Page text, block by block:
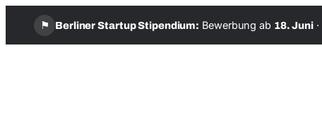
⚑ Berliner Startup Stipendium: Bewerbung ab 18. Juni ·